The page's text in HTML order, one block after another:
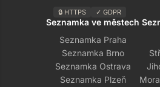
🔒 HTTPS ✓ GDPR
Seznamka ve městech
Seznamka Praha
Seznamka Brno
Seznamka Ostrava
Seznamka Plzeň